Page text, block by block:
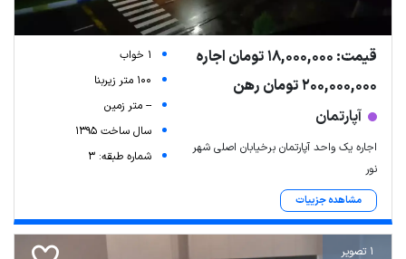
قیمت: 18,000,000 تومان اجاره
200,000,000 تومان رهن
آپارتمان
اجاره یک واحد آپارتمان برخیابان اصلی شهر
نور
مشاهده جزییات
1 خواب
100 متر زیربنا
-- متر زمین
سال ساخت 1395
شماره طبقه: 3
1 تصویر